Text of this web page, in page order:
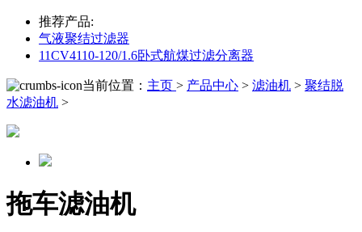
推荐产品:
气液聚结过滤器
11CV4110-120/1.6卧式航煤过滤分离器
当前位置： 主页 > 产品中心 > 滤油机 > 聚结脱
水滤油机 >
拖车滤油机